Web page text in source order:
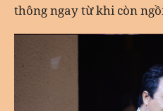
thông ngay từ khi còn